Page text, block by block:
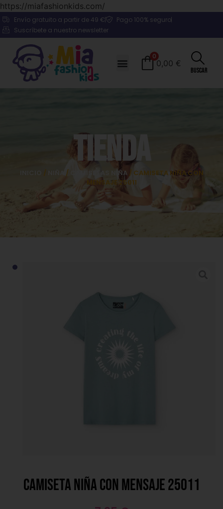
https://miafashionkids.com/
Envío gratuito a partir de 49 €
Pago 100% seguro
Suscríbete a nuestro newsletter
0
0,00 €
Buscar
Tienda
/ / CAMISETAS NIÑA/ CAMISETA NIÑA CON
MENSAJE 25011
Camiseta niña con mensaje 25011